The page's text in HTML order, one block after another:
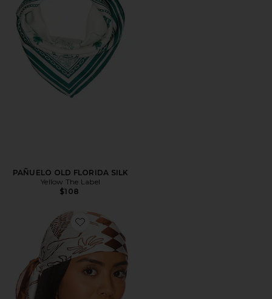
PAÑUELO OLD FLORIDA SILK
Yellow The Label
$108
Favorite PAÑUELO ABSTRACT